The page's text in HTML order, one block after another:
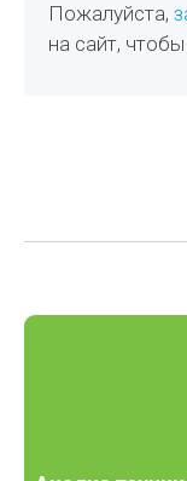
Пожалуйста,
на сайт,